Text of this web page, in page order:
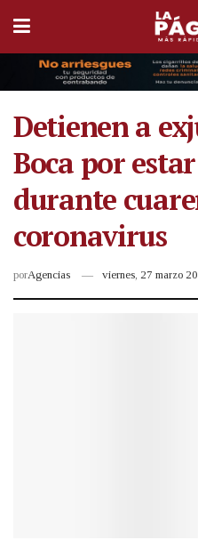
Detienen a
Boca por
durante
coronavirus
porAgencias viernes, 27 marzo